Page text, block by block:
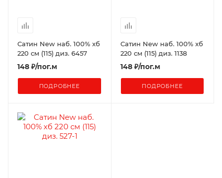
Сатин New наб. 100% хб
220 см (115) диз. 6457
148 ₽/пог.м
ПОДРОБНЕЕ
Сатин New наб. 100% хб
220 см (115) диз. 1138
148₽/пог.м
ПОДРОБНЕЕ